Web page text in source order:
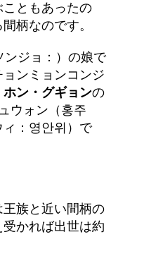
ともあったの
柄なのです。
ンジョ：）の娘で
ンミョンコンジ
ホン・グギョンの
ウォン（홍주
：영안위）で
族と近い間柄の
かれば出世は約